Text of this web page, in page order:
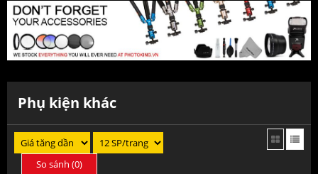
Phụ kiện khác
So sánh (0)